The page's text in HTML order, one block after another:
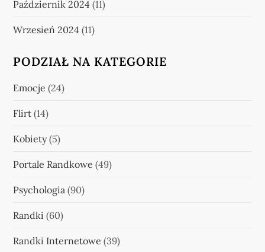
Październik 2024 (11)
Wrzesień 2024 (11)
PODZIAŁ NA KATEGORIE
Emocje (24)
Flirt (14)
Kobiety(5)
Portale Randkowe (49)
Psychologia (90)
Randki (60)
Randki Internetowe (39)